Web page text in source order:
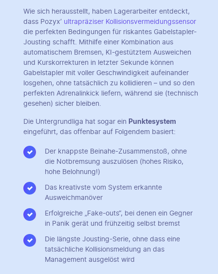
Wie sich herausstellt, haben Lagerarbeiter entdeckt,
dass Pozyx’ ultrapräziser Kollisionsvermeidungssensor
die perfekten Bedingungen für riskantes Gabelstapler-
Jousting schafft. Mithilfe einer Kombination aus
automatischem Bremsen, KI-gestütztem Ausweichen
und Kurskorrekturen in letzter Sekunde können
Gabelstapler mit voller Geschwindigkeit aufeinander
losgehen, ohne tatsächlich zu kollidieren – und so den
perfekten Adrenalinkick liefern, während sie (technisch
gesehen) sicher bleiben.
Die Untergrundliga hat sogar ein Punktesystem
eingeführt, das offenbar auf Folgendem basiert:
Der knappste Beinahe-Zusammenstoß, ohne
die Notbremsung auszulösen (hohes Risiko,
hohe Belohnung!)
Das kreativste vom System erkannte
Ausweichmanöver
Erfolgreiche „Fake-outs“, bei denen ein Gegner
in Panik gerät und frühzeitig selbst bremst
Die längste Jousting-Serie, ohne dass eine
tatsächliche Kollisionsmeldung an das
Management ausgelöst wird